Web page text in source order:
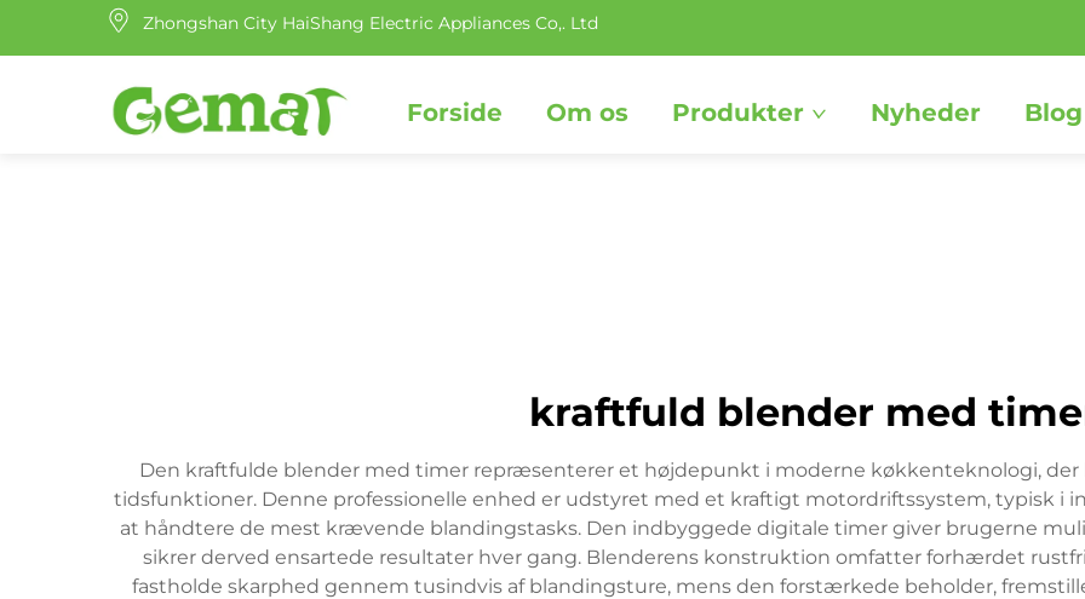
Zhongshan City HaiShang Electric Appliances Co,. Ltd
Forside Om os Produkter Nyheder Blog
kraftfuld blender med
Den kraftfulde blender med timer repræsenterer et højdepunkt i moderne køkkenteknologi,
tidsfunktioner. Denne professionelle enhed er udstyret med et kraftigt motordriftssystem, typisk i
at håndtere de mest krævende blandingstasks. Den indbyggede digitale timer giver brugerne
sikrer derved ensartede resultater hver gang. Blenderens konstruktion omfatter forhærdet
fastholde skarphed gennem tusindvis af blandingsture, mens den forstærkede beholder,